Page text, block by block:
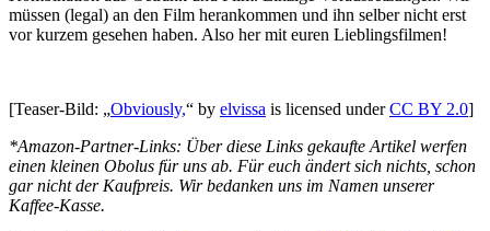
müssen (legal) an den Film herankommen und ihn selber nicht erst
vor kurzem gesehen haben. Also her mit euren Lieblingsfilmen!
[Teaser-Bild: „Obviously,“ by elvissa is licensed underCC BY 2.0]
*Amazon-Partner-Links: Über diese Links gekaufte Artikel werfen
einen kleinen Obolus für uns ab. Für euch ändert sich nichts, schon
gar nicht der Kaufpreis. Wir bedanken uns im Namen unserer
Kaffee-Kasse.